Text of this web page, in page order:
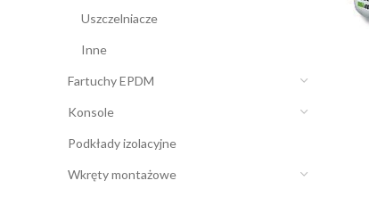
Uszczelniacze
Inne
Fartuchy EPDM
Konsole
Podkłady izolacyjne
Wkręty montażowe